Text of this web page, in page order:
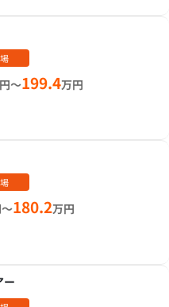
～199.4万円
180.2万円
ー